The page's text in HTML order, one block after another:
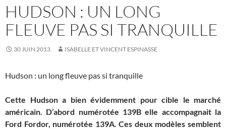
HUDSON : UN LONG
FLEUVE PAS SI TRANQUILLE
30 JUIN 2013 ISABELLE ET VINCENT ESPINASSE
Hudson : un long fleuve pas si tranquille
Cette Hudson a bien évidemment pour cible le marché
américain. D’abord numérotée 139B elle accompagnait la
Ford Fordor, numérotée 139A. Ces deux modèles semblent